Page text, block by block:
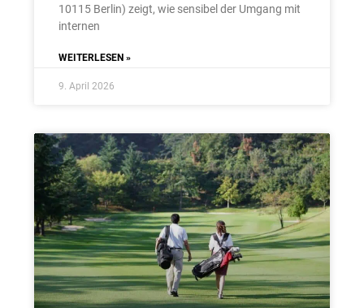
10115 Berlin) zeigt, wie sensibel der Umgang mit
internen
WEITERLESEN »
9. April 2026